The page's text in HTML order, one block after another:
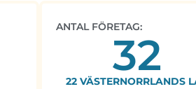
ANTAL FÖRETAG:
32
22 VÄSTERNORRLANDS